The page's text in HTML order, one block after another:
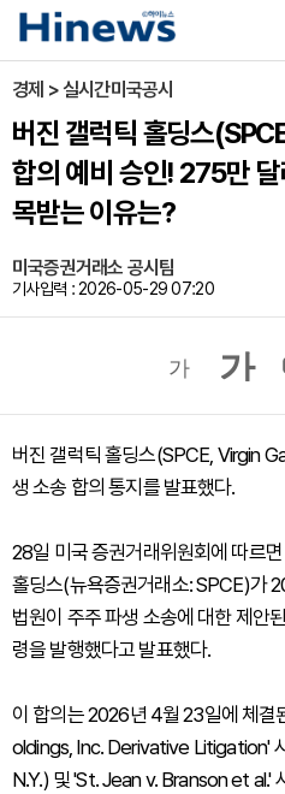
경제 > 실시간미국공시
버진 갤럭틱 홀딩스
합의 예비 승인! 275만
목받는 이유는?
미국증권거래소 공시팀
기사입력 : 2026-05-29 07:20
가 가
버진 갤럭틱 홀딩스(SPCE, Virgin
생 소송 합의 통지를 발표했다.
28일 미국 증권거래위원회에 따르
홀딩스(뉴욕증권거래소: SPCE)가
법원이 주주 파생 소송에 대한 제안
령을 발행했다고 발표했다.
이 합의는 2026년 4월 23일에 체결
oldings, Inc. Derivative Litigation'
N.Y.) 및 'St. Jean v. Branson et al.'